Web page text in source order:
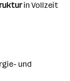
in Vollzeit
und